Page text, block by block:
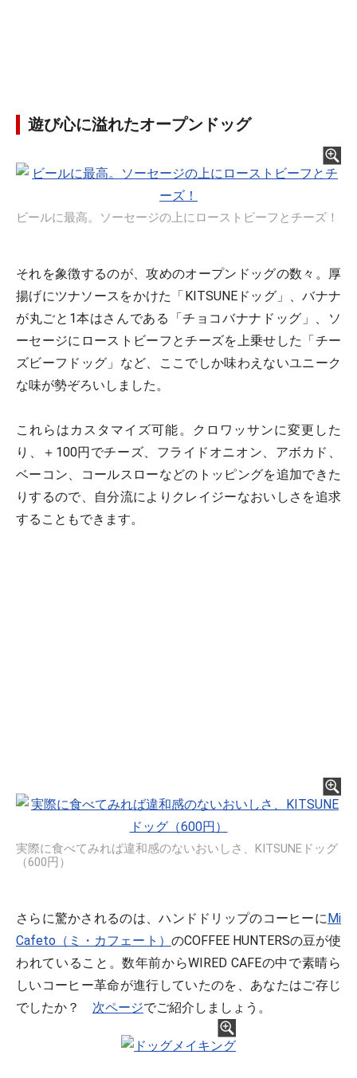
遊び心に溢れたオープンドッグ
ビールに最高。ソーセージの上にローストビーフとチーズ！
それを象徴するのが、攻めのオープンドッグの数々。厚
揚げにツナソースをかけた「KITSUNEドッグ」、バナナ
が丸ごと1本はさんである「チョコバナナドッグ」、ソ
ーセージにローストビーフとチーズを上乗せした「チー
ズビーフドッグ」など、ここでしか味わえないユニーク
な味が勢ぞろいしました。
これらはカスタマイズ可能。クロワッサンに変更した
り、＋100円でチーズ、フライドオニオン、アボカド、
ベーコン、コールスローなどのトッピングを追加できた
りするので、自分流によりクレイジーなおいしさを追求
することもできます。
実際に食べてみれば違和感のないおいしさ、KITSUNEドッグ
（600円）
さらに驚かされるのは、ハンドドリップのコーヒーにMi
Cafeto（ミ・カフェート） のCOFFEE HUNTERSの豆が使
われていること。数年前からWIRED CAFEの中で素晴ら
しいコーヒー革命が進行していたのを、あなたはご存じ
でしたか？ 次ページでご紹介しましょう。